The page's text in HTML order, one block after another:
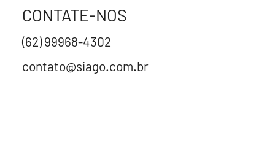
CONTATE-NOS
(62) 99968-4302
contato@siago.com.br